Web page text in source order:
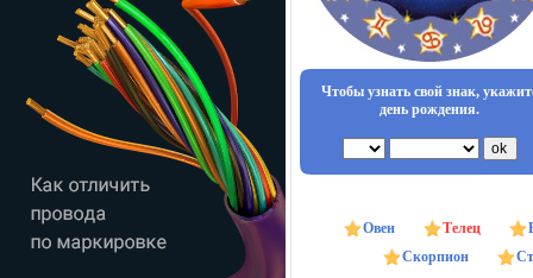
Чтобы узнать свой знак,
день рождения.
Овен Телец
Скорпион